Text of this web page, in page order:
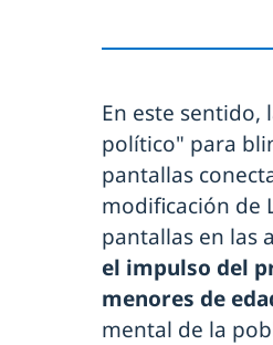
En este sentido,
político" para
pantallas
modificación de
pantallas en las
el impulso del
menores de
mental de la